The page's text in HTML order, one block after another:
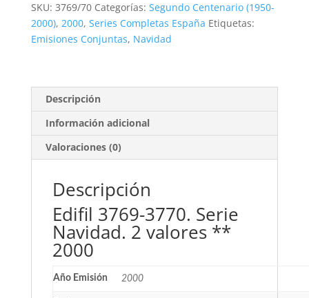
**2000
SKU: 3769/70 Categorías: Segundo Centenario (1950-
2000), 2000, Series Completas España Etiquetas:
Emisiones Conjuntas, Navidad
Descripción
Información adicional
Valoraciones (0)
Descripción
Edifil 3769-3770. Serie
Navidad. 2 valores **
2000
Año Emisión 2000